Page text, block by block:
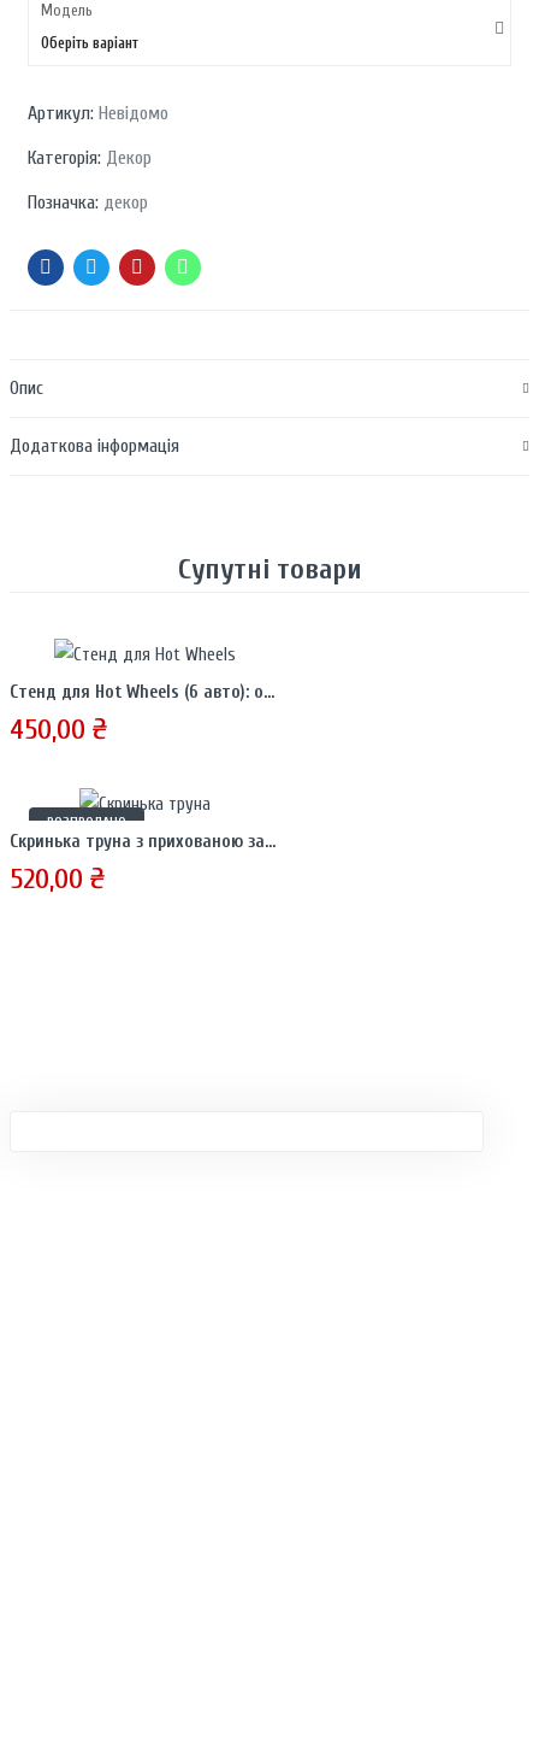
Модель
Оберіть варіант
Артикул: Невідомо
Категорія: Декор
Позначка: декор
Опис
Додаткова інформація
Супутні товари
Стенд для Hot Wheels (6 авто): організована колекція на столі або стіні
450,00 ₴
РОЗПРОДАНО
Скринька труна з прихованою засувкою
520,00 ₴